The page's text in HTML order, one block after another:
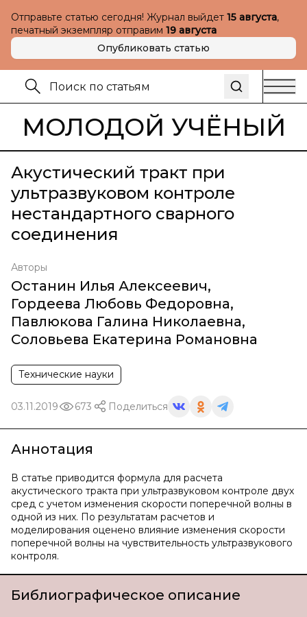
Отправьте статью сегодня! Журнал выйдет 15 августа,
печатный экземпляр отправим 19 августа
Опубликовать статью
МОЛОДОЙ УЧЁНЫЙ
Акустический тракт при
ультразвуковом контроле
нестандартного сварного
соединения
Авторы
Останин Илья Алексеевич,
Гордеева Любовь Федоровна,
Павлюкова Галина Николаевна,
Соловьева Екатерина Романовна
Технические науки
03.11.2019 673 Поделиться
Аннотация
В статье приводится формула для расчета
акустического тракта при ультразвуковом контроле двух
сред с учетом изменения скорости поперечной волны в
одной из них. По результатам расчетов и
моделирования оценено влияние изменения скорости
поперечной волны на чувствительность ультразвукового
контроля.
Библиографическое описание